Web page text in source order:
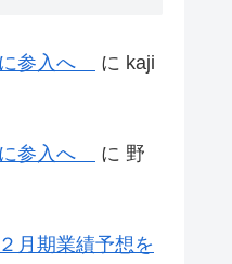
参入へ に kaji
参入へ に 野
月期業績予想を